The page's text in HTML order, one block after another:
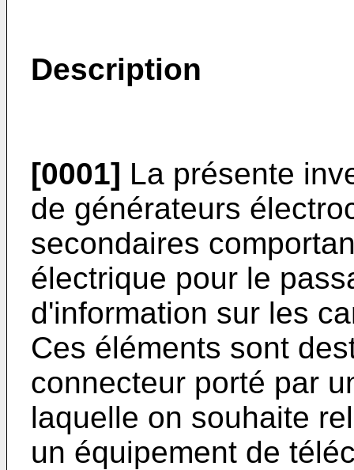
Description
[0001] La présente
de générateurs
secondaires
électrique pour le
d'information sur les
Ces éléments sont
connecteur porté par
laquelle on souhaite
un équipement de